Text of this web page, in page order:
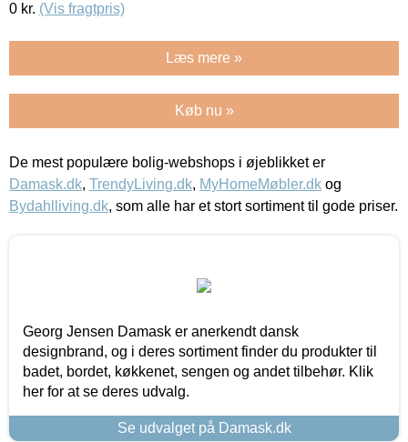
0 kr. (Vis fragtpris)
Læs mere »
Køb nu »
De mest populære bolig-webshops i øjeblikket er
Damask.dk, TrendyLiving.dk, MyHomeMøbler.dk og
Bydahlliving.dk, som alle har et stort sortiment til gode priser.
Georg Jensen Damask er anerkendt dansk
designbrand, og i deres sortiment finder du produkter til
badet, bordet, køkkenet, sengen og andet tilbehør. Klik
her for at se deres udvalg.
Se udvalget på Damask.dk